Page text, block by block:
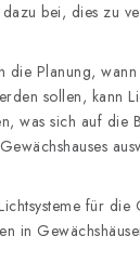
bei, dies zu
die Planung,
sollen, kann
was sich auf die
für die
in